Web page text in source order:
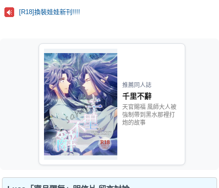
[R18]換裝娃娃新刊!!!!
推薦同人誌
千里不辭
天官賜福 風師大人被
強制帶到黑水那裡打
炮的故事